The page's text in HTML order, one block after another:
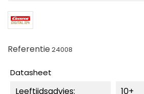
Referentie24008
Datasheet
Leeftijdsadvies: 10+